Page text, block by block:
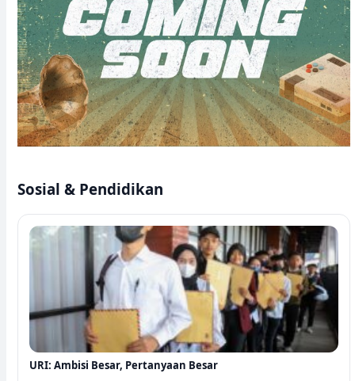
Sosial & Pendidikan
URI: Ambisi Besar, Pertanyaan Besar